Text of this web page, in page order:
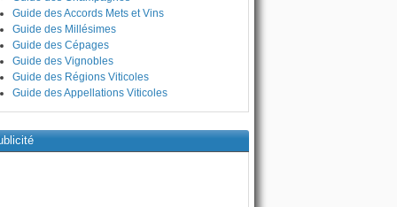
Guide des Accords Mets et Vins
Guide des Millésimes
Guide des Cépages
Guide des Vignobles
Guide des Régions Viticoles
Guide des Appellations Viticoles